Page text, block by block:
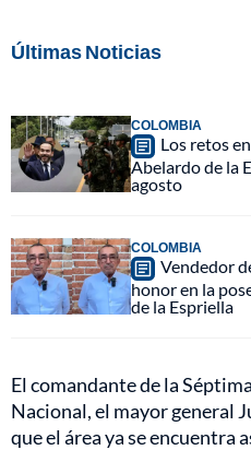
Últimas Noticias
COLOMBIA
Los retos
Abelardo de la
agosto
COLOMBIA
Vendedor
honor en la
de la Espriella
El comandante de la
Nacional, el mayor general
que el área ya se encuentra